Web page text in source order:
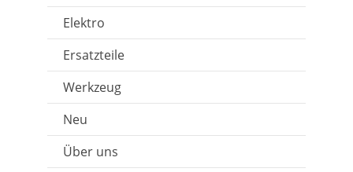
Elektro
Ersatzteile
Werkzeug
Neu
Über uns